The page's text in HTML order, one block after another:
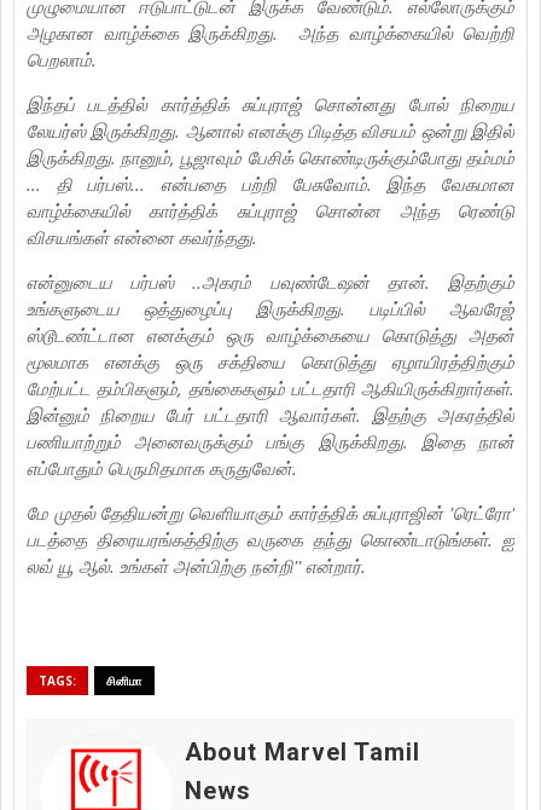
முழுமையான ஈடுபாட்டுடன் இருக்க வேண்டும். எல்லோருக்கும்
அழகான வாழ்க்கை இருக்கிறது. அந்த வாழ்க்கையில் வெற்றி
பெறலாம்.
இந்தப் படத்தில் கார்த்திக் சுப்புராஜ் சொன்னது போல் நிறைய
லேயர்ஸ் இருக்கிறது. ஆனால் எனக்கு பிடித்த விசயம் ஒன்று இதில்
இருக்கிறது. நானும், பூஜாவும் பேசிக் கொண்டிருக்கும்போது தம்மம்
... தி பர்பஸ்... என்பதை பற்றி பேசுவோம். இந்த வேகமான
வாழ்க்கையில் கார்த்திக் சுப்புராஜ் சொன்ன அந்த ரெண்டு
விசயங்கள் என்னை கவர்ந்தது.
என்னுடைய பர்பஸ் ..அகரம் பவுண்டேஷன் தான். இதற்கும்
உங்களுடைய ஒத்துழைப்பு இருக்கிறது. படிப்பில் ஆவரேஜ்
ஸ்டூடண்ட்டான எனக்கும் ஒரு வாழ்க்கையை கொடுத்து அதன்
மூலமாக எனக்கு ஒரு சக்தியை கொடுத்து ஏழாயிரத்திற்கும்
மேற்பட்ட தம்பிகளும், தங்கைகளும் பட்டதாரி ஆகியிருக்கிறார்கள்.
இன்னும் நிறைய பேர் பட்டதாரி ஆவார்கள். இதற்கு அகரத்தில்
பணியாற்றும் அனைவருக்கும் பங்கு இருக்கிறது. இதை நான்
எப்போதும் பெருமிதமாக கருதுவேன்.
மே முதல் தேதியன்று வெளியாகும் கார்த்திக் சுப்புராஜின் 'ரெட்ரோ'
படத்தை திரையரங்கத்திற்கு வருகை தந்து கொண்டாடுங்கள். ஐ
லவ் யூ ஆல். உங்கள் அன்பிற்கு நன்றி'' என்றார்.
TAGS: சினிமா
About Marvel Tamil
News